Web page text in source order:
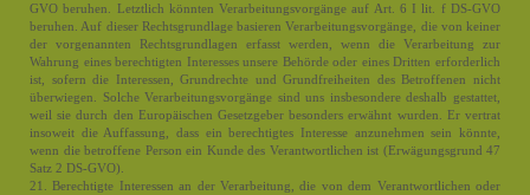
GVO beruhen. Letztlich könnten Verarbeitungsvorgänge auf Art. 6 I lit. f DS-GVO
beruhen. Auf dieser Rechtsgrundlage basieren Verarbeitungsvorgänge, die von keiner
der vorgenannten Rechtsgrundlagen erfasst werden, wenn die Verarbeitung zur
Wahrung eines berechtigten Interesses unsere Behörde oder eines Dritten erforderlich
ist, sofern die Interessen, Grundrechte und Grundfreiheiten des Betroffenen nicht
überwiegen. Solche Verarbeitungsvorgänge sind uns insbesondere deshalb gestattet,
weil sie durch den Europäischen Gesetzgeber besonders erwähnt wurden. Er vertrat
insoweit die Auffassung, dass ein berechtigtes Interesse anzunehmen sein könnte,
wenn die betroffene Person ein Kunde des Verantwortlichen ist (Erwägungsgrund 47
Satz 2 DS-GVO).
21. Berechtigte Interessen an der Verarbeitung, die von dem Verantwortlichen oder